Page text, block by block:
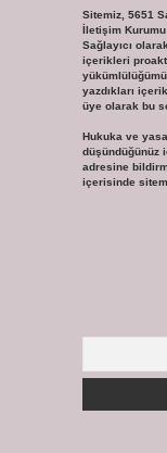
Sitemiz, 5651
İletişim
Sağlayıcı
içerikleri
yazdıkları
üye olarak bu
Hukuka ve
düşündüğünüz
adresine
içerisinde